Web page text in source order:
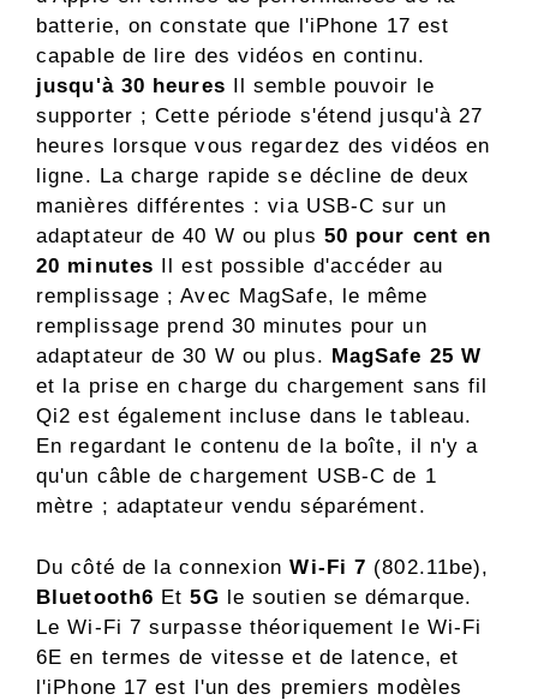
batterie, on constate que l'iPhone 17 est
capable de lire des vidéos en continu.
jusqu'à 30 heures Il semble pouvoir le
supporter ; Cette période s'étend jusqu'à 27
heures lorsque vous regardez des vidéos en
ligne. La charge rapide se décline de deux
manières différentes : via USB-C sur un
adaptateur de 40 W ou plus 50 pour cent en
20 minutes Il est possible d'accéder au
remplissage ; Avec MagSafe, le même
remplissage prend 30 minutes pour un
adaptateur de 30 W ou plus. MagSafe 25 W
et la prise en charge du chargement sans fil
Qi2 est également incluse dans le tableau.
En regardant le contenu de la boîte, il n'y a
qu'un câble de chargement USB-C de 1
mètre ; adaptateur vendu séparément.
Du côté de la connexionWi-Fi 7 (802.11be),
Bluetooth6 Et5G le soutien se démarque.
Le Wi-Fi 7 surpasse théoriquement le Wi-Fi
6E en termes de vitesse et de latence, et
l'iPhone 17 est l'un des premiers modèles